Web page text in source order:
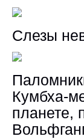
Слезы
Кумбха-
планете,